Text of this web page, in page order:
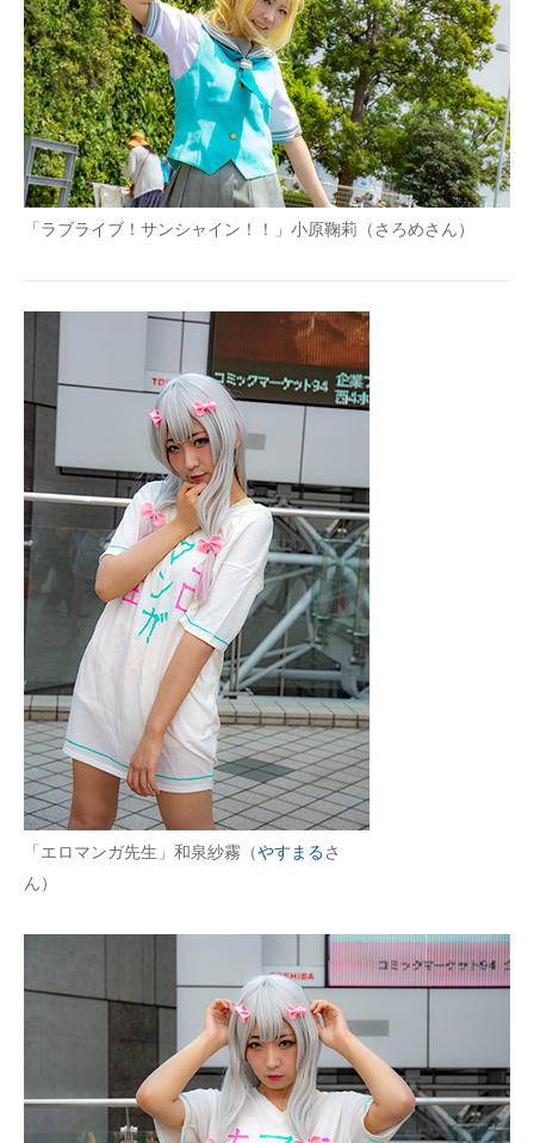
「ラブライブ！サンシャイン！！」小原鞠莉（さろめさん）
「エロマンガ先生」和泉紗霧（やすまるさ
ん）